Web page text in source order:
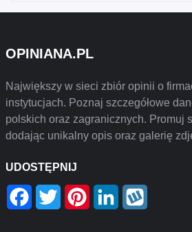
OPINIANA.PL
Największy w sieci zbiór opinii o
instytucjach. Poznaj szczegółowe
polskich oraz zagranicznych. Promuj
dodając unikalny opis oraz galerię
UDOSTĘPNIJ
Facebook
Twitter PinterestLinkedIn